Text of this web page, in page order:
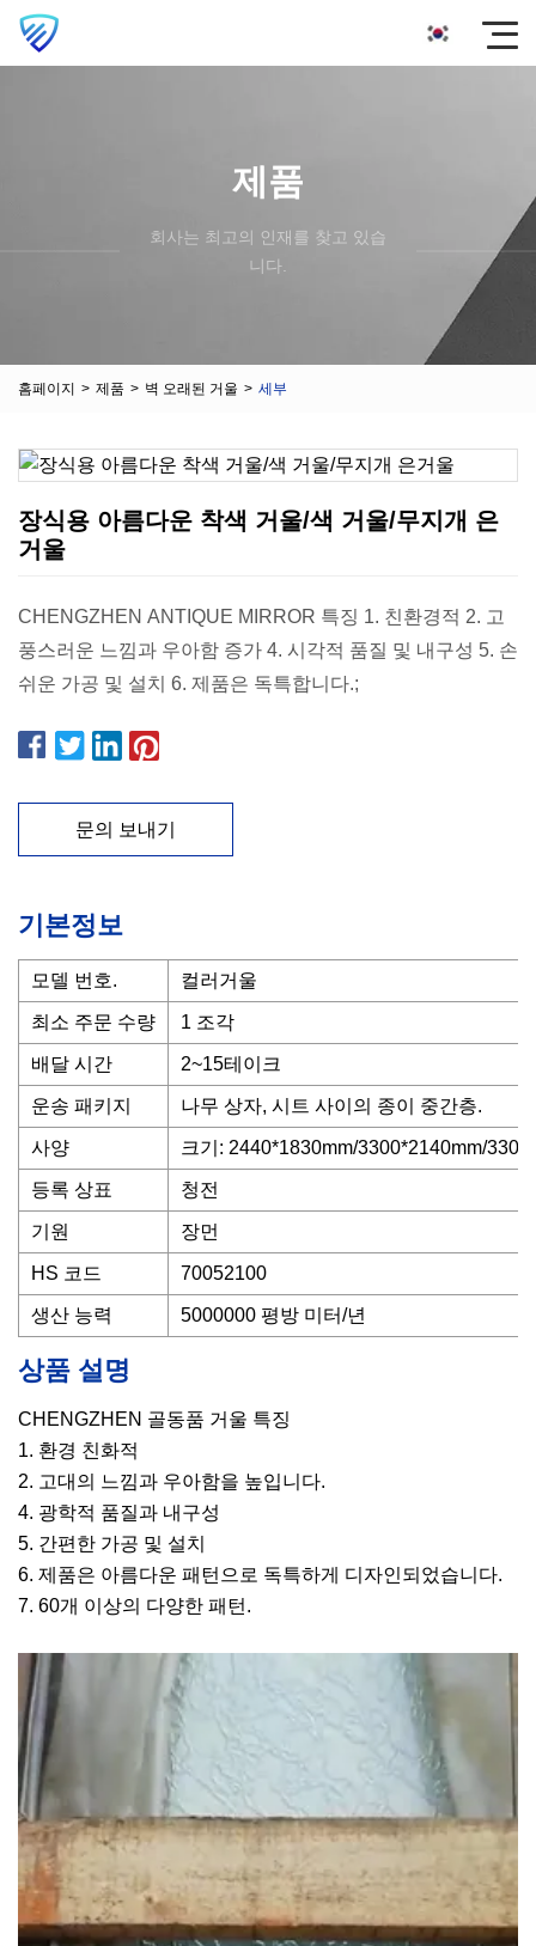
제품
회사는 최고의 인재를 찾고 있습
니다.
홈페이지 > 제품 > 벽 오래된 거울 > 세부
장식용 아름다운 착색 거울/색 거울/무지개 은
거울
CHENGZHEN ANTIQUE MIRROR 특징 1. 친환경적 2. 고
풍스러운 느낌과 우아함 증가 4. 시각적 품질 및 내구성 5. 손
쉬운 가공 및 설치 6. 제품은 독특합니다.;
문의 보내기
기본정보
모델 번호. 컬러거울
최소 주문 수량 1 조각
배달 시간 2~15테이크
운송 패키지 나무 상자, 시트 사이의 종이 중간층.
사양 크기: 2440*1830mm/3300*2140mm/
등록 상표 청전
기원 장먼
HS 코드 70052100
생산 능력 5000000 평방 미터/년
상품 설명
CHENGZHEN 골동품 거울 특징
1. 환경 친화적
2. 고대의 느낌과 우아함을 높입니다.
4. 광학적 품질과 내구성
5. 간편한 가공 및 설치
6. 제품은 아름다운 패턴으로 독특하게 디자인되었습니다.
7. 60개 이상의 다양한 패턴.